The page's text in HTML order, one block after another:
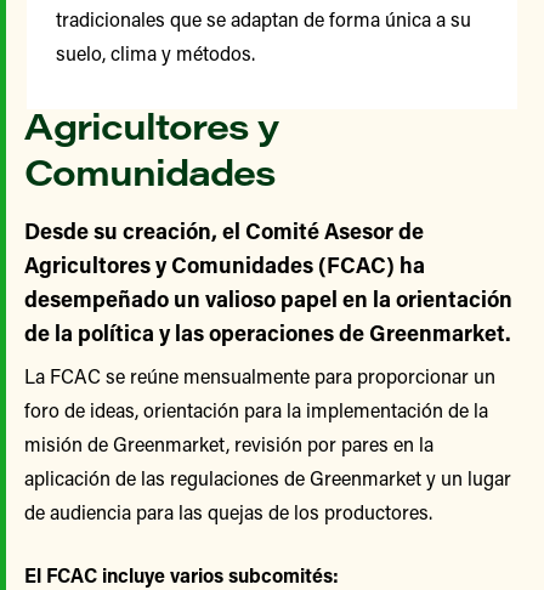
Nuestro Comité Asesor de
Agricultores y
Comunidades
Desde su creación, el Comité Asesor de
Agricultores y Comunidades (FCAC) ha
desempeñado un valioso papel en la orientación
de la política y las operaciones de Greenmarket.
La FCAC se reúne mensualmente para proporcionar un
foro de ideas, orientación para la implementación de la
misión de Greenmarket, revisión por pares en la
aplicación de las regulaciones de Greenmarket y un lugar
de audiencia para las quejas de los productores.
El FCAC incluye varios subcomités:
tradicionales que se adaptan de forma única a su
suelo, clima y métodos.